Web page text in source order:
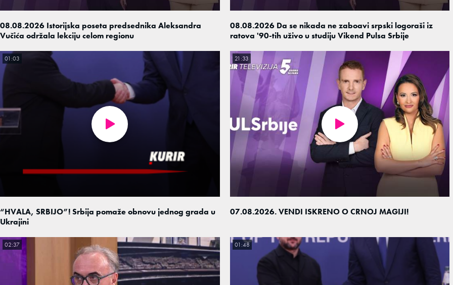
08.08.2026 Istorijska poseta predsednika Aleksandra
Vučića održala lekciju celom regionu
08.08.2026 Da se nikada ne zaboavi srpski logoraši iz
ratova '90-tih uživo u studiju Vikend Pulsa Srbije
“HVALA, SRBIJO”! Srbija pomaže obnovu jednog grada u
Ukrajini
01:03
07.08.2026. VENDI ISKRENO O CRNOJ MAGIJI!
21:33
02:37 01:48